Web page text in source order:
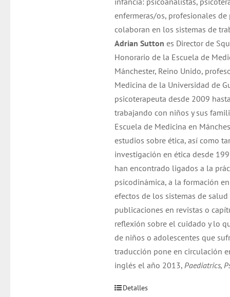
enfermeras/os, profesionales
colaboran en los sistemas de
Adrian Sutton es Director de
Honorario de la Escuela de
Mánchester, Reino Unido,
Medicina de la Universidad de
psicoterapeuta desde 2009
trabajando con niños y sus
Escuela de Medicina en
estudios sobre ética, así como
investigación en ética desde
han encontrado ligados a la
psicodinámica, a la formación
efectos de los sistemas de
publicaciones en revistas o
reflexión sobre el cuidado y lo
de niños o adolescentes que
traducción pone en circulación
inglés el año 2013, Paediatrics,
Detalles